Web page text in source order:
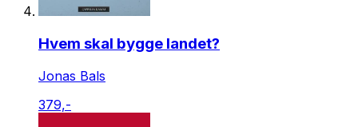
Hvem skal bygge landet?
Jonas Bals
379,-